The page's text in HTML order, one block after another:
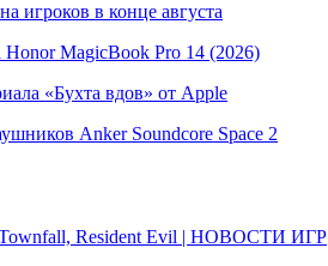
игроков в конце августа
MagicBook Pro 14 (2026)
«Бухта вдов» от Apple
Anker Soundcore Space 2
Townfall, Resident Evil | НОВОСТИ ИГР